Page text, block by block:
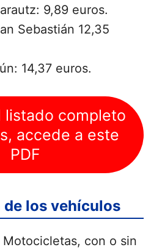
9,89 euros.
Sebastián 12,35
14,37 euros.
listado completo
accede a este
PDF
los vehículos
Motocicletas, con o sin